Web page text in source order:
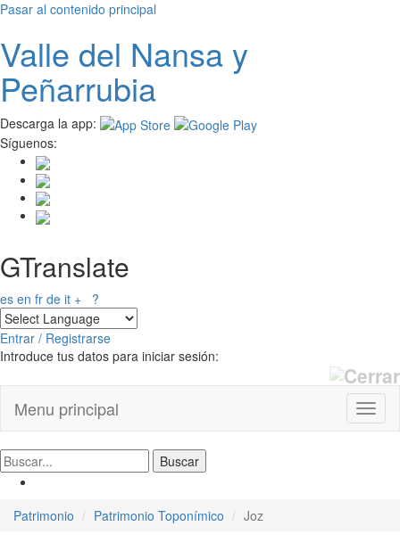
Pasar al contenido principal
Valle del Nansay
Peñarrubia
Descarga la app:
Síguenos:
GTranslate
es en fr de it + ?
Entrar / Registrarse
Introduce tus datos para iniciar sesión:
Menu principal
Patrimonio Patrimonio Toponímico Joz